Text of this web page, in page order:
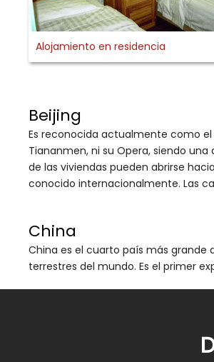
Alojamiento en residencia
Beijing
Es reconocida actualmente como el
Tiananmen, ni su Opera, siendo
de las viviendas pueden abrirse
conocido internacionalmente. Las
China
China es el cuarto país más grande
terrestres del mundo. Es el primer